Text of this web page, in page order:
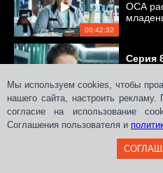
Мы используем cookies, чтобы
нашего сайта, настроить
согласие на использование
Соглашения пользователя и
00:42:32
ОСА
00:42:26
Серия
Серия